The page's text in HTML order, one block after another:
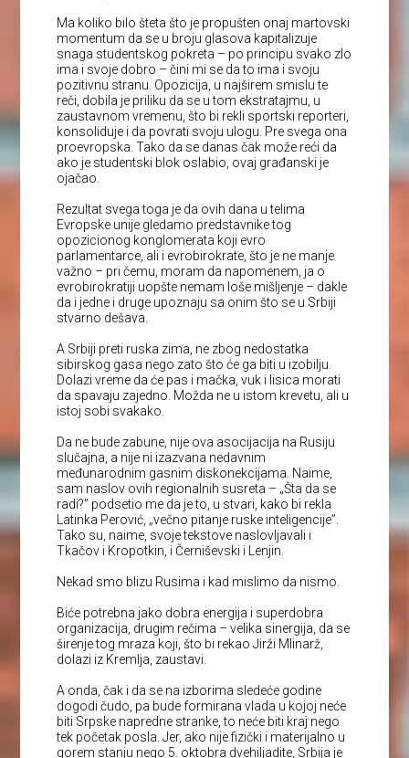
Ma koliko bilo šteta što je propušten onaj martovski
momentum da se u broju glasova kapitalizuje
snaga studentskog pokreta – po principu svako zlo
ima i svoje dobro – čini mi se da to ima i svoju
pozitivnu stranu. Opozicija, u najširem smislu te
reči, dobila je priliku da se u tom ekstratajmu, u
zaustavnom vremenu, što bi rekli sportski reporteri,
konsoliduje i da povrati svoju ulogu. Pre svega ona
proevropska. Tako da se danas čak može reći da
ako je studentski blok oslabio, ovaj građanski je
ojačao.
Rezultat svega toga je da ovih dana u telima
Evropske unije gledamo predstavnike tog
opozicionog konglomerata koji evro
parlamentarce, ali i evrobirokrate, što je ne manje
važno – pri čemu, moram da napomenem, ja o
evrobirokratiji uopšte nemam loše mišljenje – dakle
da i jedne i druge upoznaju sa onim što se u Srbiji
stvarno dešava.
A Srbiji preti ruska zima, ne zbog nedostatka
sibirskog gasa nego zato što će ga biti u izobilju.
Dolazi vreme da će pas i mačka, vuk i lisica morati
da spavaju zajedno. Možda ne u istom krevetu, ali u
istoj sobi svakako.
Da ne bude zabune, nije ova asocijacija na Rusiju
slučajna, a nije ni izazvana nedavnim
međunarodnim gasnim diskonekcijama. Naime,
sam naslov ovih regionalnih susreta – „Šta da se
radi?” podsetio me da je to, u stvari, kako bi rekla
Latinka Perović, „večno pitanje ruske inteligencije”.
Tako su, naime, svoje tekstove naslovljavali i
Tkačov i Kropotkin, i Černiševski i Lenjin.
Nekad smo blizu Rusima i kad mislimo da nismo.
Biće potrebna jako dobra energija i superdobra
organizacija, drugim rečima – velika sinergija, da se
širenje tog mraza koji, što bi rekao Jirži Mlinarž,
dolazi iz Kremlja, zaustavi.
A onda, čak i da se na izborima sledeće godine
dogodi čudo, pa bude formirana vlada u kojoj neće
biti Srpske napredne stranke, to neće biti kraj nego
tek početak posla. Jer, ako nije fizički i materijalno u
gorem stanju nego 5. oktobra dvehiljadite, Srbija je